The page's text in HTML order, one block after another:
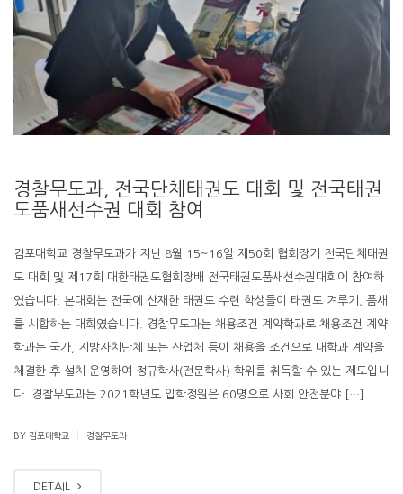
경찰무도과, 전국단체태권도 대회 및 전국태권
도품새선수권 대회 참여
김포대학교 경찰무도과가 지난 8월 15~16일 제50회 협회장기 전국단체태권
도 대회 및 제17회 대한태권도협회장배 전국태권도품새선수권대회에 참여하
였습니다. 본대회는 전국에 산재한 태권도 수련 학생들이 태권도 겨루기, 품새
를 시합하는 대회였습니다. 경찰무도과는 채용조건 계약학과로 채용조건 계약
학과는 국가, 지방자치단체 또는 산업체 등이 채용을 조건으로 대학과 계약을
체결한 후 설치 운영하여 정규학사(전문학사) 학위를 취득할 수 있는 제도입니
다. 경찰무도과는 2021학년도 입학정원은 60명으로 사회 안전분야 […]
BY 김포대학교 경찰무도과
DETAIL